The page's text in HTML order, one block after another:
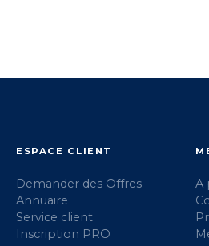
ESPACE CLIENT
Demander des Offres
Annuaire
Service client
Inscription PRO
A